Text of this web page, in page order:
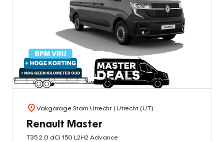
Vakgarage Stam Utrecht| Utrecht (UT)
Renault Master
T35 2.0 dCi 150 L2H2 Advance